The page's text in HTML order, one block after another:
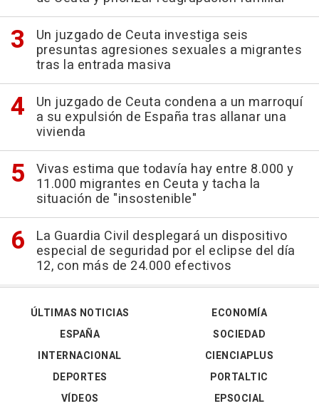
Un juzgado de Ceuta investiga seis
presuntas agresiones sexuales a migrantes
tras la entrada masiva
Un juzgado de Ceuta condena a un marroquí
a su expulsión de España tras allanar una
vivienda
Vivas estima que todavía hay entre 8.000 y
11.000 migrantes en Ceuta y tacha la
situación de "insostenible"
La Guardia Civil desplegará un dispositivo
especial de seguridad por el eclipse del día
12, con más de 24.000 efectivos
ÚLTIMAS NOTICIAS
ESPAÑA
INTERNACIONAL
DEPORTES
VÍDEOS
ECONOMÍA
SOCIEDAD
CIENCIAPLUS
PORTALTIC
EPSOCIAL